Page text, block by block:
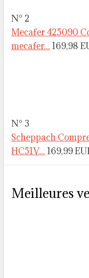
N° 2
Mecafer 425090
mecafer... 169,98
N° 3
Scheppach
HC51V... 169,99
Meilleures